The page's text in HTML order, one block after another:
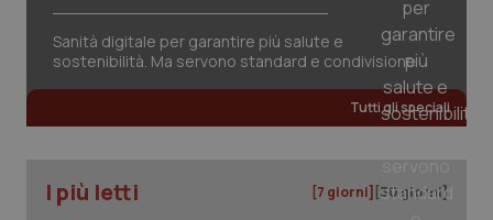
Sanità digitale per garantire più salute e
sostenibilità. Ma servono standard e condivisione
Tutti gli speciali
I più letti [7 giorni] [30 giorni]
tracking-sites-ironfish-
session-id
www.quotidianosanita.it
.quotidianosanita.it